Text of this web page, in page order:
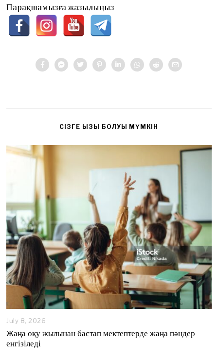
Парақшамызға жазылыңыз
CІЗГЕ ҚЫЗЫҚ БОЛУЫ МҮМКІН
July 8, 2026
l
Жаңа оқу жылынан бастап мектептерде жаңа пәндер
енгізіледі